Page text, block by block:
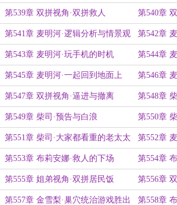
第539章 双拼视角·双拼救人 第540章
第541章 麦明河·逻辑分析与情景观
察
第542章
第543章 麦明河·玩手机的时机 第544章
第545章 麦明河·一起回到地面上 第546章
第547章 双拼视角·逼进与撤离 第548章
柴司的道理
第549章 柴司·预告与白浪 第550章
第551章 柴司·大家都看重的老太太 第552章
第553章 布莉安娜·救人的下场 第554章
一条命
第555章 姐弟视角·双拼居民饭 第556章
第557章 金雪梨·巢穴统治游戏胜出 第558章